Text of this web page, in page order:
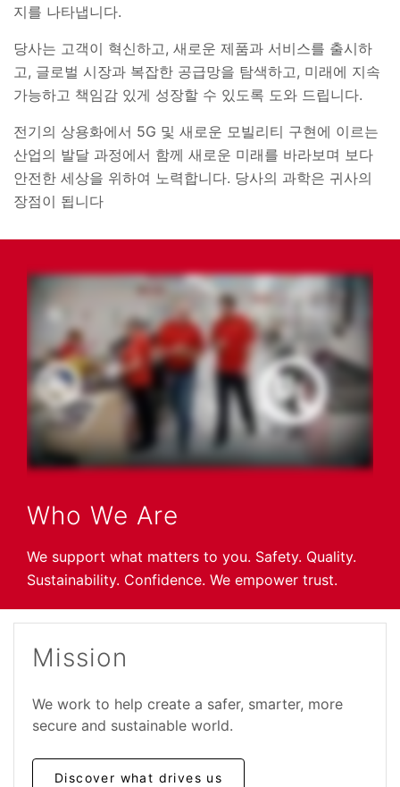
지를 나타냅니다.
당사는 고객이 혁신하고, 새로운 제품과 서비스를 출시하
고, 글로벌 시장과 복잡한 공급망을 탐색하고, 미래에 지속
가능하고 책임감 있게 성장할 수 있도록 도와 드립니다.
전기의 상용화에서 5G 및 새로운 모빌리티 구현에 이르는
산업의 발달 과정에서 함께 새로운 미래를 바라보며 보다
안전한 세상을 위하여 노력합니다. 당사의 과학은 귀사의
장점이 됩니다
Who We Are
We support what matters to you. Safety. Quality.
Sustainability. Confidence. We empower trust.
Mission
We work to help create a safer, smarter, more
secure and sustainable world.
Discover what drives us